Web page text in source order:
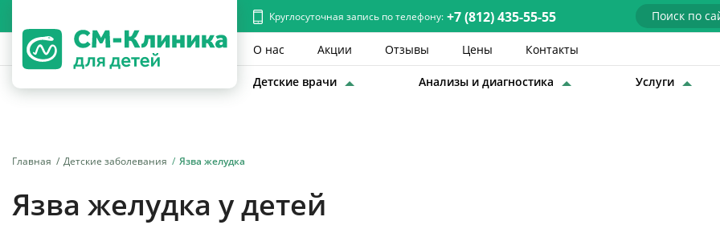
Круглосуточная запись по телефону: +7 (812) 435-55-55
О нас Акции Отзывы Цены Контакты
Детские врачи Анализы и диагностика Услуги
Главная Детские заболевания Язва желудка
Язва желудка у детей